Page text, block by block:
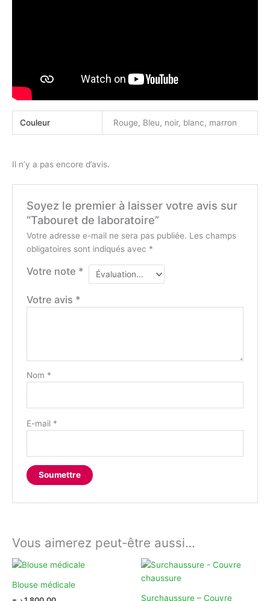
Couleur Rouge, Bleu, noir, blanc, marron
Il n’y a pas encore d’avis.
Soyez le premier à laisser votre avis sur
“Tabouret de laboratoire”
Votre adresse e-mail ne sera pas publiée. Les champs
obligatoires sont indiqués avec *
Votre note *
Votre avis *
Nom *
E-mail *
Vous aimerez peut-être aussi…
Blouse médicale
Surchaussure – Couvre